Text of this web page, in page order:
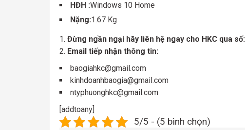
HĐH :Windows 10 Home
Nặng:1.67 Kg
Đừng ngần ngại hãy liên hệ ngay cho HKC qua số:
Email tiếp nhận thông tin:
baogiahkc@gmail.com
kinhdoanhbaogia@gmail.com
ntyphuonghkc@gmail.com
[addtoany]
5/5 - (5 bình chọn)